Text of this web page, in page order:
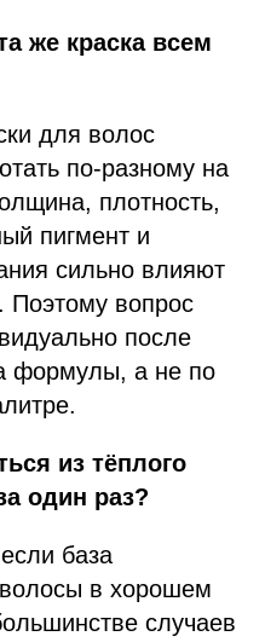
же краска всем
для волос
по-разному на
плотность,
пигмент и
сильно влияют
Поэтому вопрос
после
формулы, а не по
из тёплого
один раз?
база
в хорошем
случаев